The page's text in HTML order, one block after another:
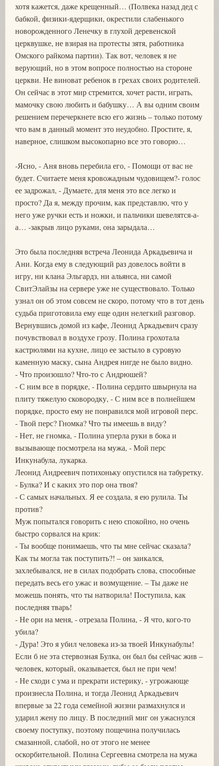
хотя кажется, даже крещенный… (Полвека назад дед с
бабкой, физики-ядерщики, окрестили слабенького
новорожденного Ленечку в глухой деревенской
церквушке, не взирая на протесты зятя, работника
Омского райкома партии). Так вот, человек я не
верующий, но в этом вопросе полностью на стороне
церкви. Не виноват ребенок в грехах своих родителей.
Он сейчас в этот мир стремится, хочет расти, играть,
мамочку свою любить и бабушку… А вы одним своим
решением перечеркнете всю его жизнь – только потому
что вам в данный момент это неудобно. Простите, я,
наверное, слишком высокопарно все это говорю…
-Ясно, - Аня вновь перебила его, - Помощи от вас не
будет. Считаете меня кровожадным чудовищем?- голос
ее задрожал, - Думаете, для меня это все легко и
просто? Да я, между прочим, как представлю, что у
него уже ручки есть и ножки, и пальчики шевелятся-а-
а… -закрыв лицо руками, она зарыдала…
Это была последняя встреча Леонида Аркадьевича и
Ани. Когда ему в следующий раз довелось войти в
игру, ни клана Эльгардз, ни альянса, ни самой
СвитЭлайзы на сервере уже не существовало. Только
узнал он об этом совсем не скоро, потому что в тот день
судьба приготовила ему еще один нелегкий разговор.
Вернувшись домой из кафе, Леонид Аркадьевич сразу
почувствовал в воздухе грозу. Полина грохотала
кастрюлями на кухне, лицо ее застыло в суровую
каменную маску, сына Андрея нигде не было видно.
- Что произошло? Что-то с Андрюшей?
- С ним все в порядке, - Полина сердито швырнула на
плиту тяжелую сковородку, - С ним все в полнейшем
порядке, просто ему не понравился мой игровой перс.
- Твой перс? Гномка? Что ты имеешь в виду?
- Нет, не гномка, - Полина уперла руки в бока и
вызывающе посмотрела на мужа, - Мой перс
Инкунабула, лукарка.
Леонид Андреевич потихоньку опустился на табуретку.
- Булка? И с каких это пор она твоя?
- С самых начальных. Я ее создала, я ею рулила. Ты
против?
Муж попытался говорить с нею спокойно, но очень
быстро сорвался на крик:
- Ты вообще понимаешь, что ты мне сейчас сказала?
Как ты могла так поступить?! – он заикался,
захлебывался, не в силах подобрать слова, способные
передать весь его ужас и возмущение. – Ты даже не
можешь понять, что ты натворила! Поступила, как
последняя тварь!
- Не ори на меня, - отрезала Полина, - Я что, кого-то
убила?
- Дура! Это я убил человека из-за твоей Инкунабулы!
Если б не эта стервозная Булка, он был бы сейчас жив –
человек, который, оказывается, был не при чем!
- Не сходи с ума и прекрати истерику, - угрожающе
произнесла Полина, и тогда Леонид Аркадьевич
впервые за 22 года семейной жизни размахнулся и
ударил жену по лицу. В последний миг он ужаснулся
своему поступку, поэтому пощечина получилась
смазанной, слабой, но от этого не менее
оскорбительной. Полина Сергеевна смотрела на мужа